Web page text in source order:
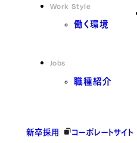
Work Style
働く環境
Jobs
職種紹介
新卒採用 コーポレートサイト